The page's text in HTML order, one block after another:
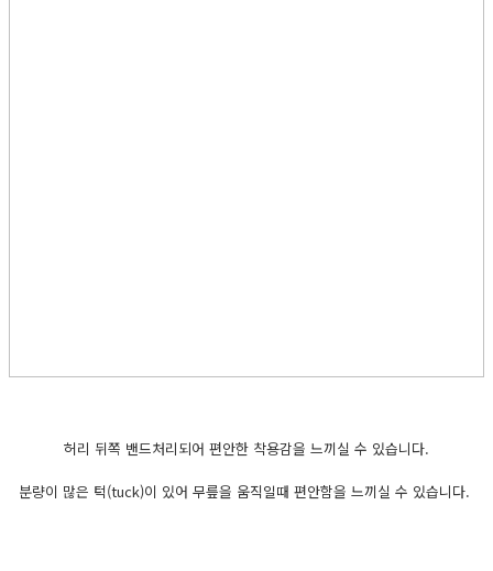
허리 뒤쪽 밴드처리되어 편안한 착용감을 느끼실 수 있습니다.
분량이 많은 턱(tuck)이 있어 무릎을 움직일때 편안함을 느끼실 수 있습니다.